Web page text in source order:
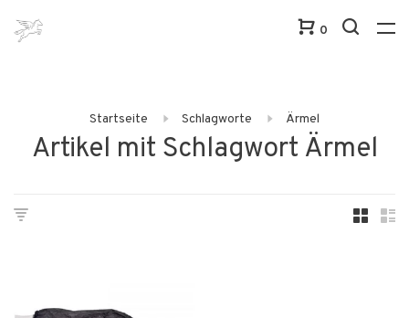
0
Startseite Schlagworte Ärmel
Artikel mit Schlagwort Ärmel